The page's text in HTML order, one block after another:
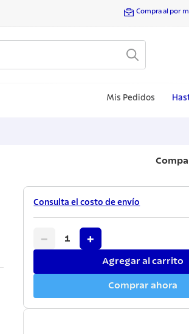
Compra al por
Mis Pedidos
Consulta el costo de envío
− 1 +
Agregar al carrito
Comprar ahora